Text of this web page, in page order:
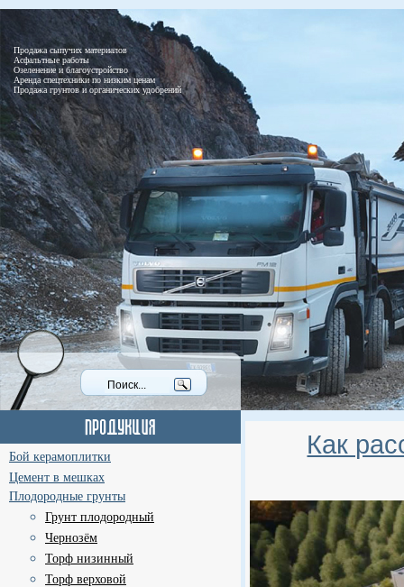
Продажа сыпучих материалов
Асфальтные работы
Озеленение и благоустройство
Аренда спецтехники по низким ценам
Продажа грунтов и органических удобрений
Бой керамоплитки
Цемент в мешках
Плодородные грунты
Грунт плодородный
Чернозём
Торф низинный
Торф верховой
Как